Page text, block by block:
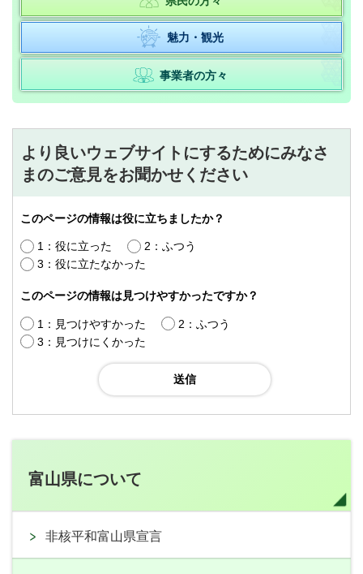
魅力・観光
事業者の方々
より良いウェブサイトにするためにみなさ
まのご意見をお聞かせください
このページの情報は役に立ちましたか？
1：役に立った
2：ふつう
3：役に立たなかった
このページの情報は見つけやすかったですか？
1：見つけやすかった
2：ふつう
3：見つけにくかった
富山県について
非核平和富山県宣言